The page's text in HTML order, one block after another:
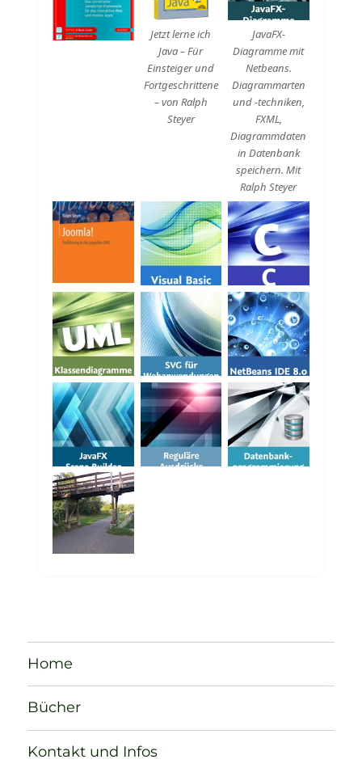
Jetzt lerne ich
Java – Für
Einsteiger und
Fortgeschrittene
– von Ralph
Steyer
JavaFX-
Diagramme mit
Netbeans.
Diagrammarten
und -techniken,
FXML,
Diagrammdaten
in Datenbank
speichern. Mit
Ralph Steyer
Home
Bücher
Kontakt und Infos